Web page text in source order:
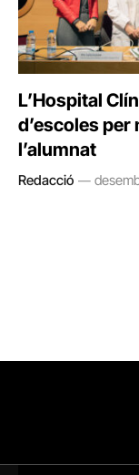
L’Hospital
d’escoles
l’alumnat
Redacció